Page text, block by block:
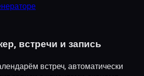
встречи и запись
встреч, автоматически